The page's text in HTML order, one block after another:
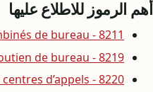
أهم الرموز للاطلاع عليها
8211 - Services administratifs combinés de bureau
8219 - Photocopie, préparation de documents et autres activités spécialisées de soutien de bureau
8220 - Activités de centres d’appels